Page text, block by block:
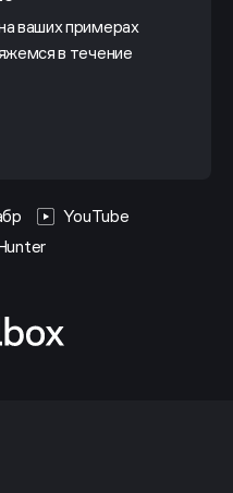
ваших примерах
в течение
YouTube